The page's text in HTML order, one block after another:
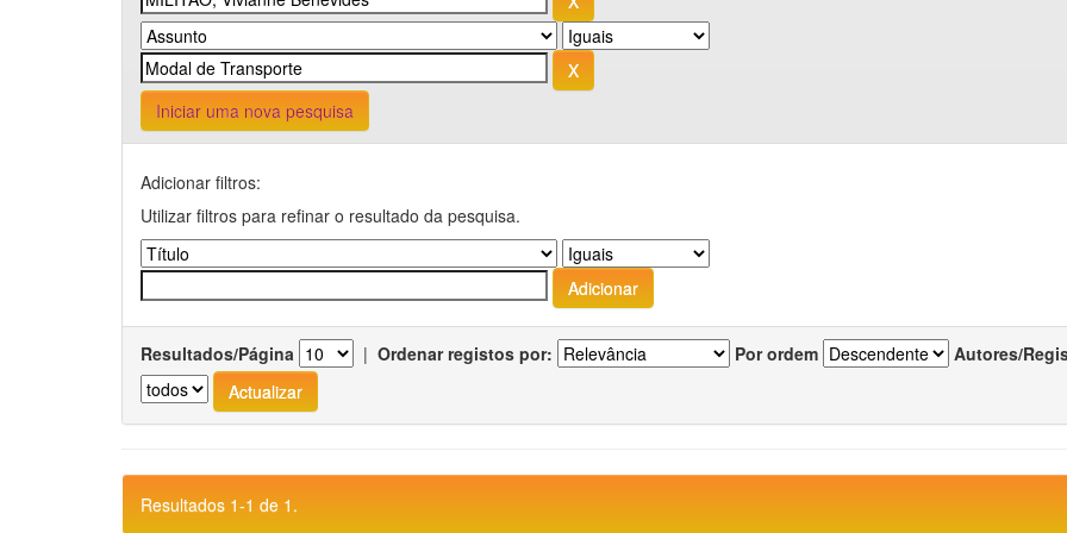
Iniciar uma nova pesquisa
Adicionar filtros:
Utilizar filtros para refinar o resultado da pesquisa.
Resultados/Página | Ordenar registos por: Por ordem Autores/
Resultados 1-1 de 1.